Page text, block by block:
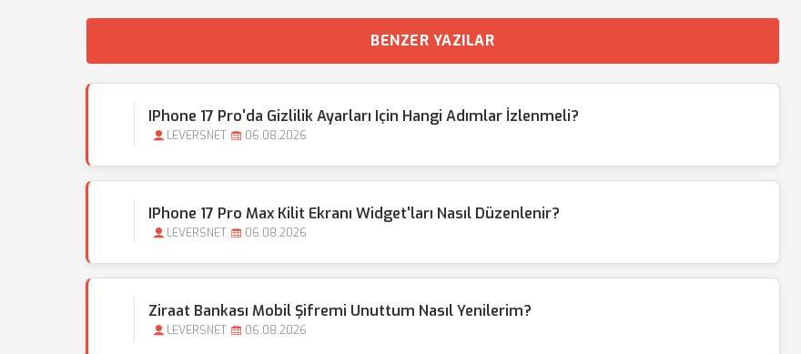
BENZER YAZILAR
IPhone 17 Pro'da Gizlilik Ayarları Için Hangi Adımlar İzlenmeli?
LEVERSNET 06.08.2026
IPhone 17 Pro Max Kilit Ekranı Widget'ları Nasıl Düzenlenir?
LEVERSNET 06.08.2026
Ziraat Bankası Mobil Şifremi Unuttum Nasıl Yenilerim?
LEVERSNET 06.08.2026